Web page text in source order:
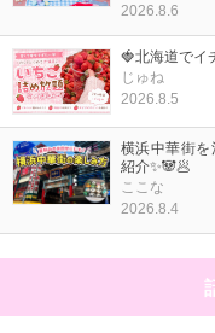
2026.8.6
🍓北海道でイ
じゅね
2026.8.5
横浜中華街
紹介✨🐼🥟
ここな
2026.8.4